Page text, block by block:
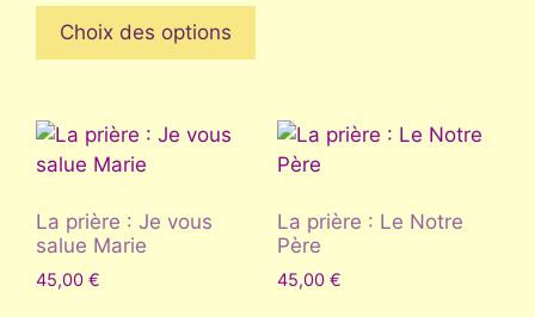
prix :
25,00 €
à
Choix des options
a
variations.
Les
options
être
La prière : Je vous
salue Marie
45,00 €
La prière : Le Notre
Père
45,00 €